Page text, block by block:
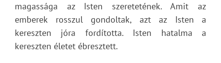
magassága az Isten szeretetének. Amit az
emberek rosszul gondoltak, azt az Isten a
kereszten jóra fordította. Isten hatalma a
kereszten életet ébresztett.